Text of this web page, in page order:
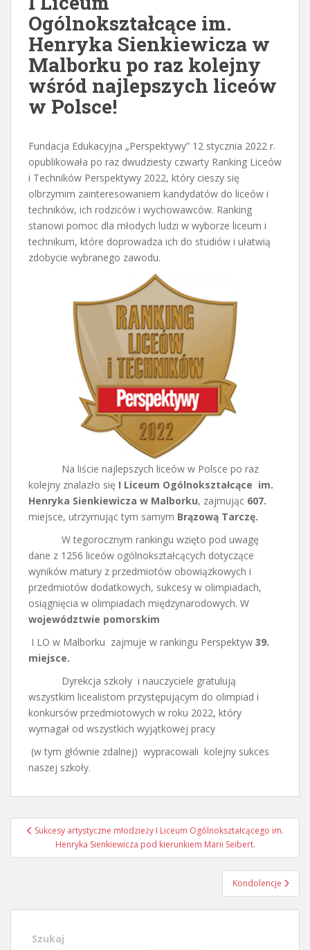
Ogólnokształcące im.
Henryka Sienkiewicza w
Malborku po raz kolejny
wśród najlepszych liceów
w Polsce!
Fundacja Edukacyjna „Perspektywy” 12 stycznia 2022 r.
opublikowała po raz dwudziesty czwarty Ranking Liceów
i Techników Perspektywy 2022, który cieszy się
olbrzymim zainteresowaniem kandydatów do liceów i
techników, ich rodziców i wychowawców. Ranking
stanowi pomoc dla młodych ludzi w wyborze liceum i
technikum, które doprowadza ich do studiów i ułatwią
zdobycie wybranego zawodu.
Na liście najlepszych liceów w Polsce po raz
kolejny znalazło się I Liceum Ogólnokształcące im.
Henryka Sienkiewicza w Malborku, zajmując 607.
miejsce, utrzymując tym samym Brązową Tarczę.
W tegorocznym rankingu wzięto pod uwagę
dane z 1256 liceów ogólnokształcących dotyczące
wyników matury z przedmiotów obowiązkowych i
przedmiotów dodatkowych, sukcesy w olimpiadach,
osiągnięcia w olimpiadach międzynarodowych. W
województwie pomorskim
I LO w Malborku zajmuje w rankingu Perspektyw 39.
miejsce.
Dyrekcja szkoły i nauczyciele gratulują
wszystkim licealistom przystępującym do olimpiad i
konkursów przedmiotowych w roku 2022, który
wymagał od wszystkich wyjątkowej pracy
(w tym głównie zdalnej) wypracowali kolejny sukces
naszej szkoły.
Nawigacja
wpisu
Sukcesy artystyczne młodzieży I Liceum Ogólnokształcącego im.
Henryka Sienkiewicza pod kierunkiem Marii Seibert.
Kondolencje
Szukaj